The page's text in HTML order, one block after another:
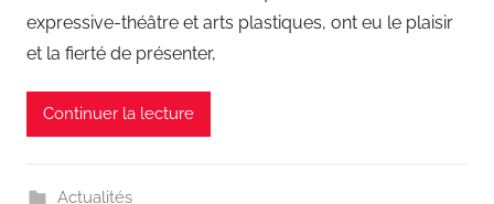
expressive-théâtre et arts plastiques, ont eu le plaisir
et la fierté de présenter,
Continuer la lecture
Actualités